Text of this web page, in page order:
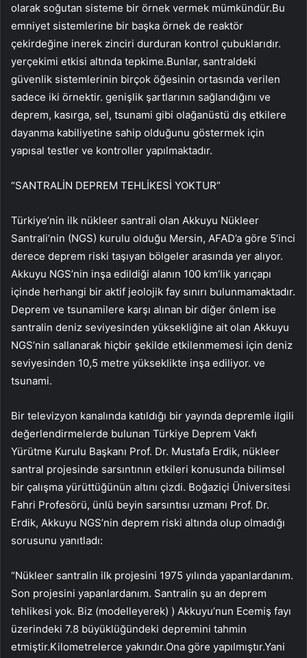
olarak soğutan sisteme bir örnek vermek mümkündür.Bu
emniyet sistemlerine bir başka örnek de reaktör
çekirdeğine inerek zinciri durduran kontrol çubuklarıdır.
yerçekimi etkisi altında tepkime.Bunlar, santraldeki
güvenlik sistemlerinin birçok öğesinin ortasında verilen
sadece iki örnektir. genişlik şartlarının sağlandığını ve
deprem, kasırga, sel, tsunami gibi olağanüstü dış etkilere
dayanma kabiliyetine sahip olduğunu göstermek için
yapısal testler ve kontroller yapılmaktadır.
“SANTRALİN DEPREM TEHLİKESİ YOKTUR”
Türkiye’nin ilk nükleer santrali olan Akkuyu Nükleer
Santrali’nin (NGS) kurulu olduğu Mersin, AFAD’a göre 5’inci
derece deprem riski taşıyan bölgeler arasında yer alıyor.
Akkuyu NGS’nin inşa edildiği alanın 100 km’lik yarıçapı
içinde herhangi bir aktif jeolojik fay sınırı bulunmamaktadır.
Deprem ve tsunamilere karşı alınan bir diğer önlem ise
santralin deniz seviyesinden yüksekliğine ait olan Akkuyu
NGS’nin sallanarak hiçbir şekilde etkilenmemesi için deniz
seviyesinden 10,5 metre yükseklikte inşa ediliyor. ve
tsunami.
Bir televizyon kanalında katıldığı bir yayında depremle ilgili
değerlendirmelerde bulunan Türkiye Deprem Vakfı
Yürütme Kurulu Başkanı Prof. Dr. Mustafa Erdik, nükleer
santral projesinde sarsıntının etkileri konusunda bilimsel
bir çalışma yürüttüğünün altını çizdi. Boğaziçi Üniversitesi
Fahri Profesörü, ünlü beyin sarsıntısı uzmanı Prof. Dr.
Erdik, Akkuyu NGS’nin deprem riski altında olup olmadığı
sorusunu yanıtladı:
“Nükleer santralin ilk projesini 1975 yılında yapanlardanım.
Son projesini yapanlardanım. Santralin şu an deprem
tehlikesi yok. Biz (modelleyerek) ) Akkuyu’nun Ecemiş fayı
üzerindeki 7.8 büyüklüğündeki depremini tahmin
etmiştir.Kilometrelerce yakındır.Ona göre yapılmıştır.Yani